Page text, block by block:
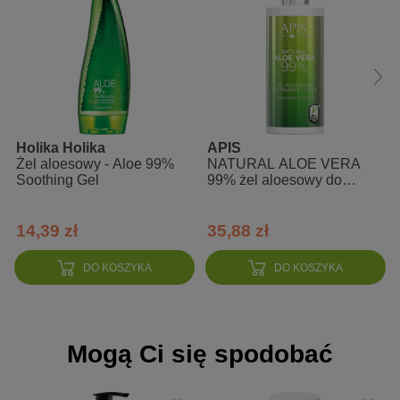
- długotrwale nawilża
- silnie odżywia
- poprawia elastyczność
- wspomaga walkę ze zmarszczkami i cellulitem
- przywraca blask i siłę zniszczonym włosom
- 100% naturalne
- wytwarzane ręcznie
- zawiera naturalny filtr UV
- odpowiednie w pielęgnacji dzieci i niemowląt
DO KOSZYKA
Holika Holika
Żel aloesowy - Aloe 99%
Soothing Gel
14,39 zł
DO KOSZYKA
APIS
NATURAL ALOE VERA
99% żel aloesowy do
35,88 zł
Mogą Ci się spodobać